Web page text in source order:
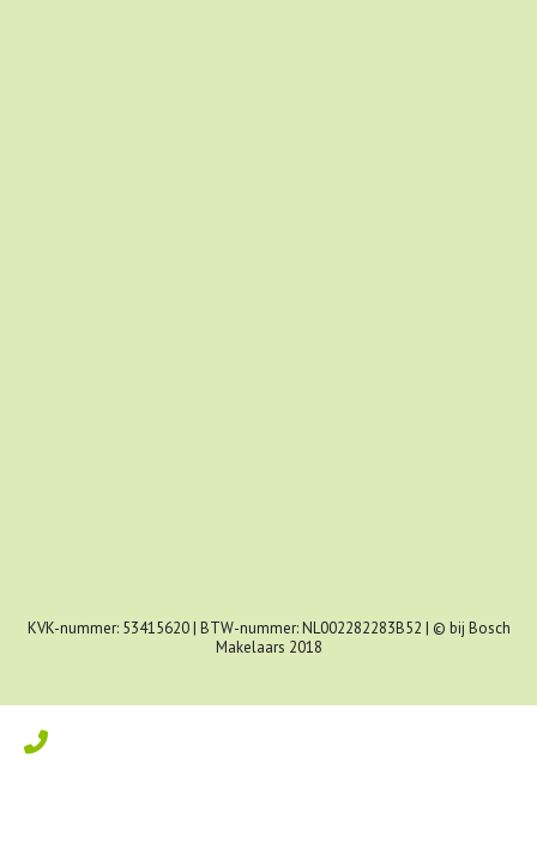
KVK-nummer: 53415620 | BTW-nummer: NL002282283B52 | © bij Bosch
Makelaars 2018